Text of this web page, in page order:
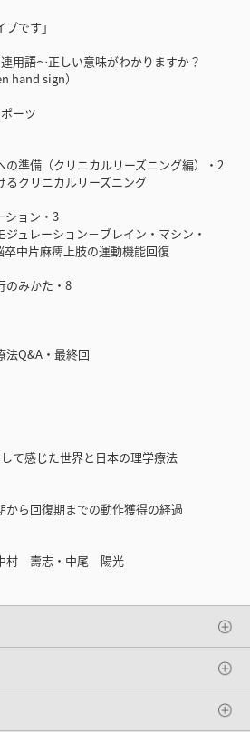
です」
語～正しい意味がわかりますか？
hand sign）
ーツ
準備（クリニカルリーズニング編）・2
クリニカルリーズニング
ョン・3
ュレーション－ブレイン・マシン・
中片麻痺上肢の運動機能回復
みかた・8
法Q&A・最終回
て感じた世界と日本の理学療法
ら回復期までの動作獲得の経過
村 壽志・中尾 陽光